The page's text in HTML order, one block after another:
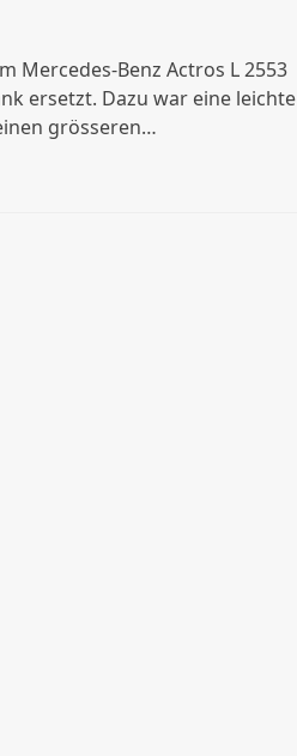
Mercedes-Benz Actros L 2553
ersetzt. Dazu war eine leichte
grösseren…